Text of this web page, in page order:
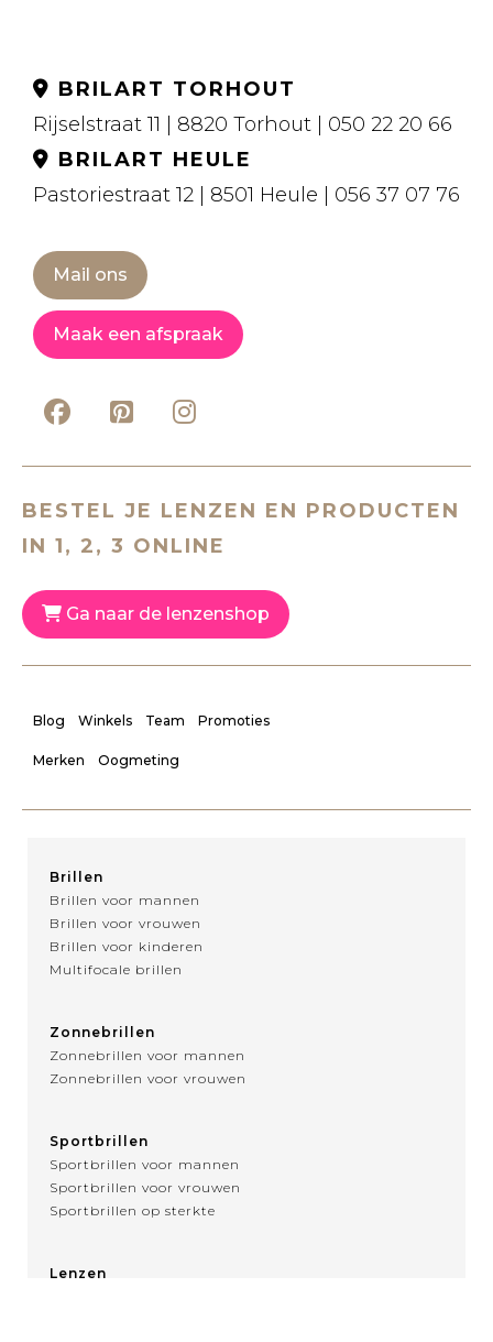
BRILART TORHOUT
Rijselstraat 11 | 8820 Torhout | 050 22 20 66
BRILART HEULE
Pastoriestraat 12 | 8501 Heule | 056 37 07 76
Mail ons
Maak een afspraak
BESTEL JE LENZEN EN PRODUCTEN
IN 1, 2, 3 ONLINE
Ga naar de lenzenshop
Blog Winkels Team Promoties
Merken Oogmeting
Brillen
Brillen voor mannen
Brillen voor vrouwen
Brillen voor kinderen
Multifocale brillen
Zonnebrillen
Zonnebrillen voor mannen
Zonnebrillen voor vrouwen
Sportbrillen
Sportbrillen voor mannen
Sportbrillen voor vrouwen
Sportbrillen op sterkte
Lenzen